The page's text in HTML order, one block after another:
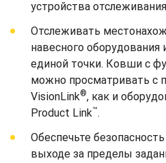
устройства
Отслеживать
навесного
единой точки. Ковши с
можно просматривать с
VisionLink®, как и
Product Link™.
Обеспечьте
выходе за пределы